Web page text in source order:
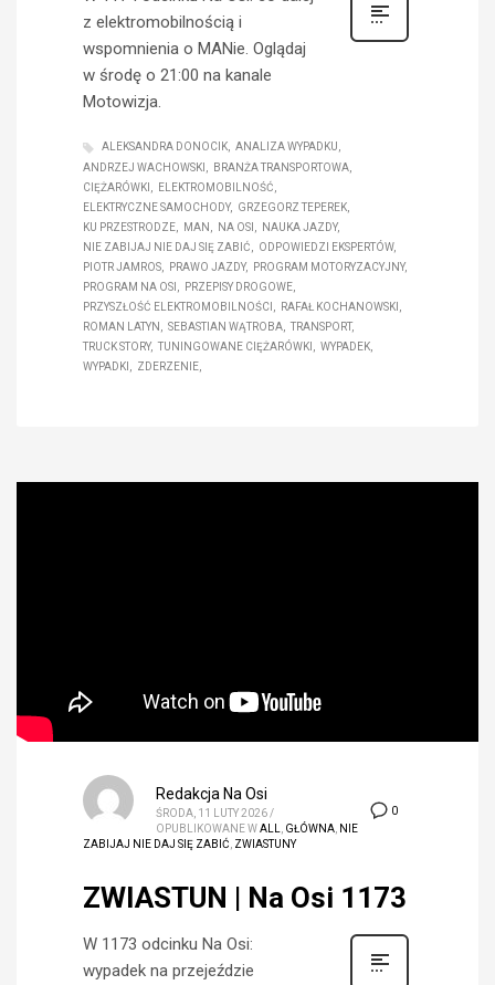
z elektromobilnością i
wspomnienia o MANie. Oglądaj
w środę o 21:00 na kanale
Motowizja.
ALEKSANDRA DONOCIK
ANALIZA WYPADKU
ANDRZEJ WACHOWSKI
BRANŻA TRANSPORTOWA
CIĘŻARÓWKI
ELEKTROMOBILNOŚĆ
ELEKTRYCZNE SAMOCHODY
GRZEGORZ TEPEREK
KU PRZESTRODZE
MAN NA OSI
NAUKA JAZDY
NIE ZABIJAJ NIE DAJ SIĘ ZABIĆ
ODPOWIEDZI EKSPERTÓW
PIOTR JAMROS
PRAWO JAZDY
PROGRAM MOTORYZACYJNY
PROGRAM NA OSI
PRZEPISY DROGOWE
PRZYSZŁOŚĆ ELEKTROMOBILNOŚCI
RAFAŁ KOCHANOWSKI
ROMAN LATYN
SEBASTIAN WĄTROBA
TRANSPORT
TRUCK STORY
TUNINGOWANE CIĘŻARÓWKI
WYPADEK
WYPADKI
ZDERZENIE
0
Redakcja Na Osi
ŚRODA, 11 LUTY 2026 /
OPUBLIKOWANE WALL GŁÓWNA NIE
ZABIJAJ NIE DAJ SIĘ ZABIĆ ZWIASTUNY
ZWIASTUN | Na Osi 1173
W 1173 odcinku Na Osi:
wypadek na przejeździe